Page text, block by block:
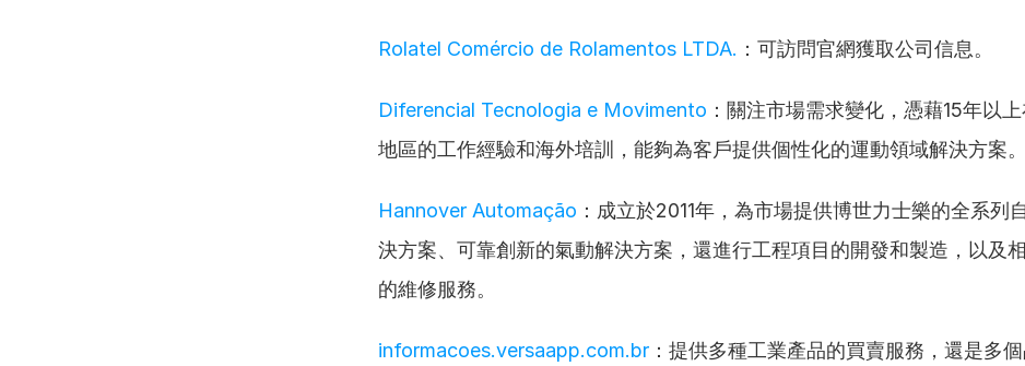
Rolatel Comércio de Rolamentos LTDA. ：可訪問官網獲取公司信息。
Diferencial Tecnologia e Movimento ：關注市場需求變化，憑藉15年以
地區的工作經驗和海外培訓，能夠為客戶提供個性化的運動領域解決方案。
Hannover Automação ：成立於2011年，為市場提供博世力士樂的全系列
決方案、可靠創新的氣動解決方案，還進行工程項目的開發和製造，以及
的維修服務。
informacoes.versaapp.com.br ：提供多種工業產品的買賣服務，還是多